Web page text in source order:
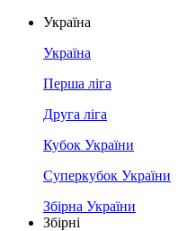
Україна
Україна
Перша ліга
Друга ліга
Кубок України
Суперкубок України
Збірна України
Збірні